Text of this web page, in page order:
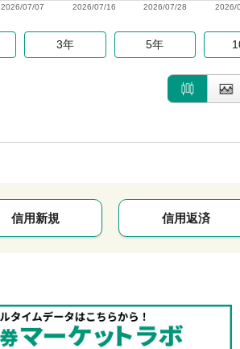
2026/
2026/07/28
2026/07/16
2026/07/07
3年 5年
信用新規 信用返済